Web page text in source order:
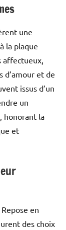
une
la plaque
affectueux,
d’amour et de
issus d’un
un
honorant la
et
en
des choix